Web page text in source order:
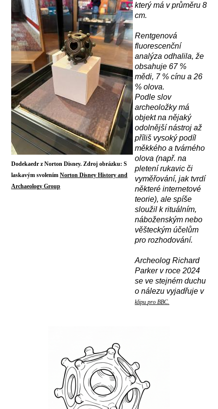
Dodekaedr z Norton Disney. Zdroj obrázku: S
laskavým svolením Norton Disney History and
Archaeology Group
který má v průměru 8
cm.
Rentgenová
fluorescenční
analýza odhalila, že
obsahuje 67 %
mědi, 7 % cínu a 26
% olova.
Podle slov
archeoložky má
objekt na nějaký
odolnější nástroj až
příliš vysoký podíl
měkkého a tvárného
olova (např. na
pletení rukavic či
vyměřování, jak tvrdí
některé internetové
teorie), ale spíše
sloužil k rituálním,
náboženským nebo
věšteckým účelům
pro rozhodování.
Archeolog Richard
Parker v roce 2024
se ve stejném duchu
o nálezu vyjadřuje v
klipu pro BBC.